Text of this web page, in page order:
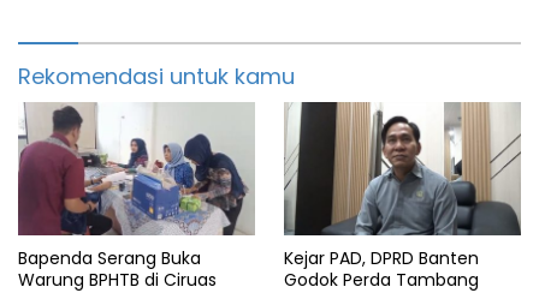
Rekomendasi untuk kamu
Bapenda Serang Buka
Warung BPHTB di Ciruas
Kejar PAD, DPRD Banten
Godok Perda Tambang